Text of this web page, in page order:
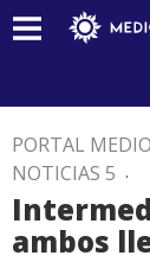
PORTAL
NOTICIAS 5 .
ambos